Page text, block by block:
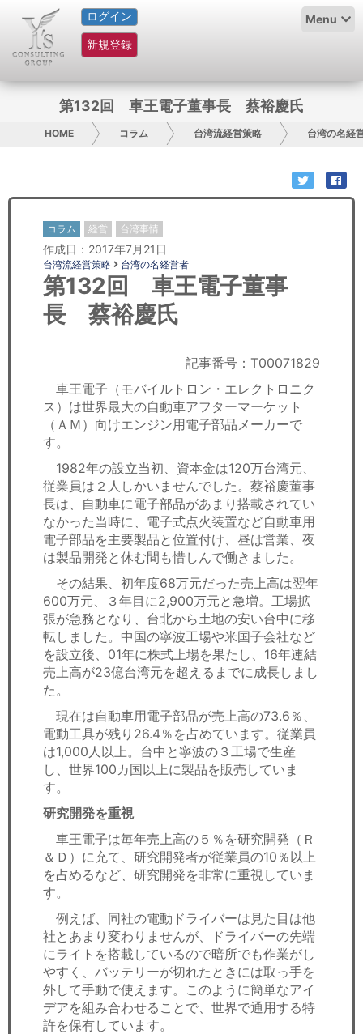
ログイン
新規登録
Menu
HOME
サービス紹介
コラム
グループ概要
日本人にPR
コンサルティング
リサーチ
経済ニュース
労務顧問
ＩＴ
飲食店情報
第132回 車王電子董事長 蔡裕慶氏
HOME コラム 台湾流経営策略 台湾の名経
コラム 経営 台湾事情
作成日：2017年7月21日
台湾流経営策略 台湾の名経営者
第132回 車王電子董事
長 蔡裕慶氏
記事番号：T00071829
車王電子（モバイルトロン・エレクトロニク
ス）は世界最大の自動車アフターマーケット
（ＡＭ）向けエンジン用電子部品メーカーで
す。
1982年の設立当初、資本金は120万台湾元、
従業員は２人しかいませんでした。蔡裕慶董事
長は、自動車に電子部品があまり搭載されてい
なかった当時に、電子式点火装置など自動車用
電子部品を主要製品と位置付け、昼は営業、夜
は製品開発と休む間も惜しんで働きました。
その結果、初年度68万元だった売上高は翌年
600万元、３年目に2,900万元と急増。工場拡
張が急務となり、台北から土地の安い台中に移
転しました。中国の寧波工場や米国子会社など
を設立後、01年に株式上場を果たし、16年連結
売上高が23億台湾元を超えるまでに成長しまし
た。
現在は自動車用電子部品が売上高の73.6％、
電動工具が残り26.4％を占めています。従業員
は1,000人以上。台中と寧波の３工場で生産
し、世界100カ国以上に製品を販売していま
す。
研究開発を重視
車王電子は毎年売上高の５％を研究開発（Ｒ
＆Ｄ）に充て、研究開発者が従業員の10％以上
を占めるなど、研究開発を非常に重視していま
す。
例えば、同社の電動ドライバーは見た目は他
社とあまり変わりませんが、ドライバーの先端
にライトを搭載しているので暗所でも作業がし
やすく、バッテリーが切れたときには取っ手を
外して手動で使えます。このように簡単なアイ
デアを組み合わせることで、世界で通用する特
許を保有しています。